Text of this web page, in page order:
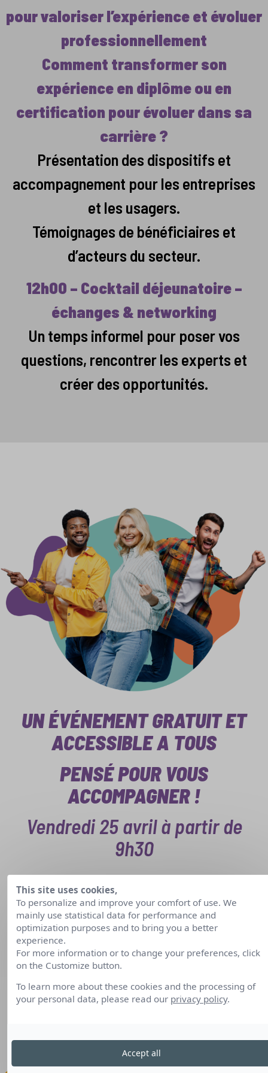
pour valoriser l’expérience et évoluer
professionnellement
Comment transformer son
expérience en diplôme ou en
certification pour évoluer dans sa
carrière ?
Présentation des dispositifs et
accompagnement pour les entreprises
et les usagers.
Témoignages de bénéficiaires et
d’acteurs du secteur.
12h00 – Cocktail déjeunatoire –
échanges & networking
Un temps informel pour poser vos
questions, rencontrer les experts et
créer des opportunités.
UN ÉVÉNEMENT GRATUIT ET
ACCESSIBLE A TOUS
PENSÉ POUR VOUS
ACCOMPAGNER !
Vendredi 25 avril à partir de
9h30
EcosystèmeD – Dunkerque :
60 route du Pertuis du môle 2 à
Dunkerque
Bus :Ligne 16 (Halle aux sucres,
This site uses cookies,
To personalize and improve your comfort of use. We
mainly use statistical data for performance and
optimization purposes and to bring you a better
experience.
For more information or to change your preferences, click
on the Customize button.
To learn more about these cookies and the processing of
your personal data, please read our privacy policy.
Accept all